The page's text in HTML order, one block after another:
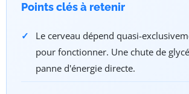
Points clés à retenir
Le cerveau dépend quasi-
pour fonctionner. Une chute de
panne d'énergie directe.